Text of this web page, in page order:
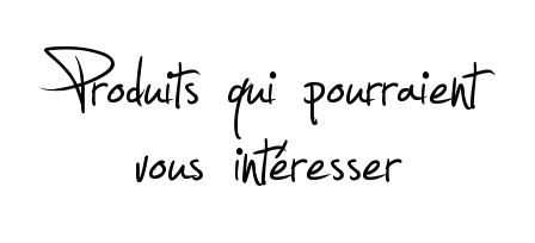
Produits qui pourraient
vous intéresser